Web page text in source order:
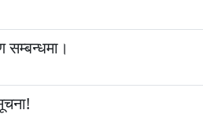
सम्बन्धमा।